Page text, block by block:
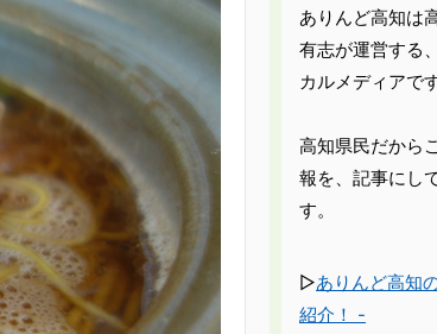
ありんど高知は
有志が運営する
カルメディアです
高知県民だから
報を、記事にし
す。
▷ありんど高知
紹介！ -